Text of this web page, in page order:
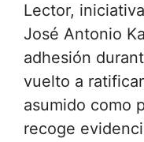
Lector,
José Antonio
adhesión
vuelto a
asumido como
recoge